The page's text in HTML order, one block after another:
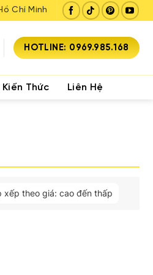
Chí Minh
HOTLINE: 0969.985.168
Kiến Thức Liên Hệ
xếp theo giá: cao đến thấp